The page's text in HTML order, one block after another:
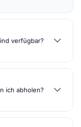
verfügbar?
ich abholen?